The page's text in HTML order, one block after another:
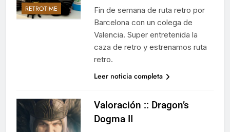
RETROTIME
Fin de semana de ruta retro por
Barcelona con un colega de
Valencia. Super entretenida la
caza de retro y estrenamos ruta
retro.
Leer noticia completa
Valoración :: Dragon’s
Dogma II